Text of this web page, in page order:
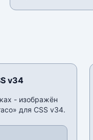
v34
- изображён
для CSS v34.